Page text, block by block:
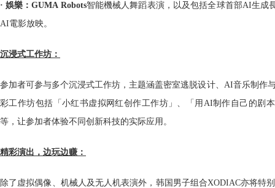
· 娛樂：GUMA Robots智能機械人舞蹈表演，以及包括全球首部AI生成
AI電影放映。
沉浸式工作坊：
参加者可参与多个沉浸式工作坊，主题涵盖密室逃脱设计、AI音乐制作
彩工作坊包括「小红书虚拟网红创作工作坊」、「用AI制作自己的剧
等，让参加者体验不同创新科技的实际应用。
精彩演出，边玩边赚：
除了虚拟偶像、机械人及无人机表演外，韩国男子组合XODIAC亦将特